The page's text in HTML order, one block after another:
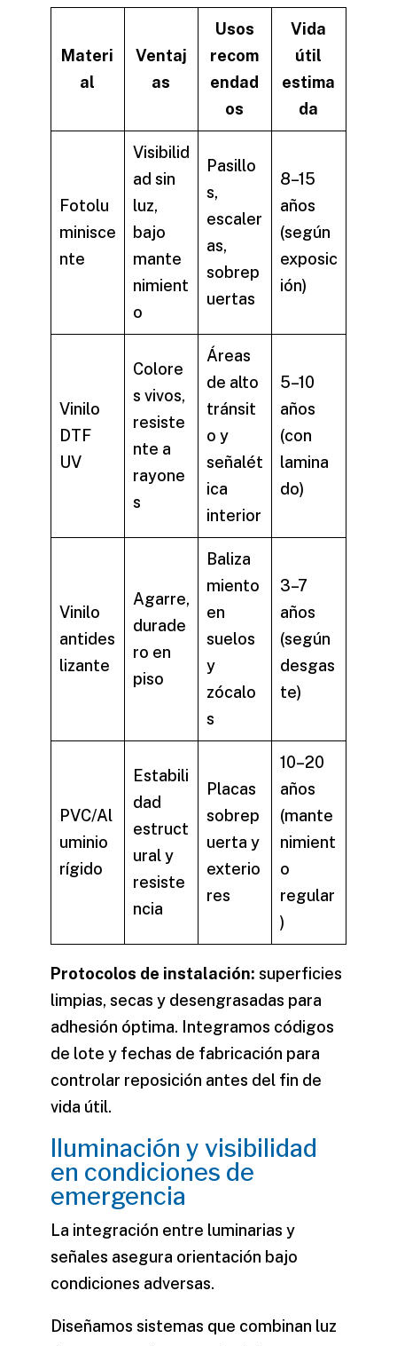
Materi
al
Ventaj
as
Usos
recom
endad
os
Vida
útil
estima
da
Fotolu
minisce
nte
Visibilid
ad sin
luz,
bajo
mante
nimient
o
Pasillo
s,
escaler
as,
sobrep
uertas
8–15
años
(según
exposic
ión)
Vinilo
DTF
UV
Colore
s vivos,
resiste
nte a
rayone
s
Áreas
de alto
tránsit
o y
señalét
ica
interior
5–10
años
(con
lamina
do)
Vinilo
antides
lizante
Agarre,
durade
ro en
piso
Baliza
miento
en
suelos
y
zócalo
s
3–7
años
(según
desgas
te)
PVC/Al
uminio
rígido
Estabili
dad
estruct
ural y
resiste
ncia
Placas
sobrep
uerta y
exterio
res
10–20
años
(mante
nimient
o
regular
)
Protocolos de instalación: superficies
limpias, secas y desengrasadas para
adhesión óptima. Integramos códigos
de lote y fechas de fabricación para
controlar reposición antes del fin de
vida útil.
Iluminación y visibilidad
en condiciones de
emergencia
La integración entre luminarias y
señales asegura orientación bajo
condiciones adversas.
Diseñamos sistemas que combinan luz